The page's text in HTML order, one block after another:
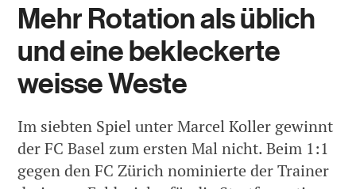
Mehr Rotation als üblich
und eine bekleckerte
weisse Weste
Im siebten Spiel unter Marcel Koller gewinnt
der FC Basel zum ersten Mal nicht. Beim 1:1
gegen den FC Zürich nominierte der Trainer